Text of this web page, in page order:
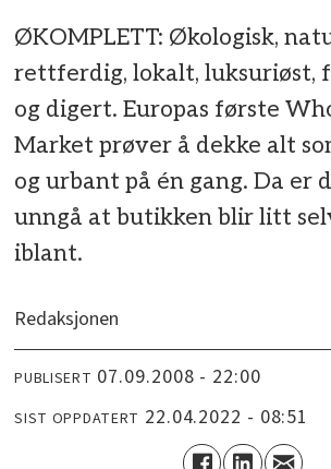
ØKOMPLETT: Økologisk,
rettferdig, lokalt, luksuriøst,
og digert. Europas første
Market prøver å dekke alt
og urbant på én gang. Da er
unngå at butikken blir litt
iblant.
Redaksjonen
PUBLISERT 07.09.2008 - 22:00
SIST OPPDATERT 22.04.2022 - 08:51